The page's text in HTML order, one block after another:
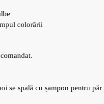
colorării
se spală cu șampon pentru păr